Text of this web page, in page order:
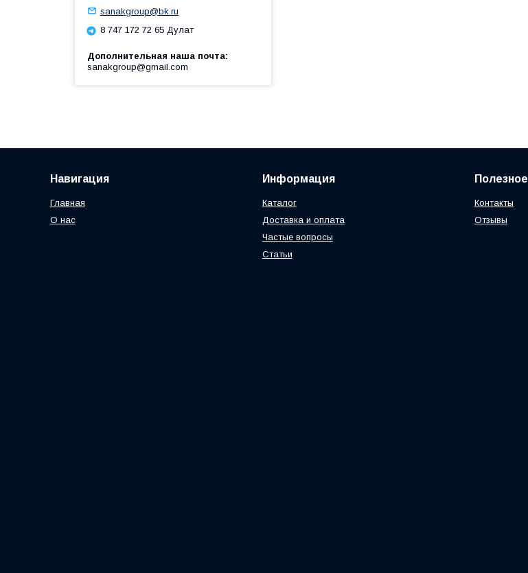
sanakgroup@bk.ru
8 747 172 72 65 Дулат
Дополнительная наша почта
sanakgroup@gmail.com
Навигация
Главная
О нас
Информация
Каталог
Доставка и оплата
Частые вопросы
Статьи
Полезное
Контакты
Отзывы